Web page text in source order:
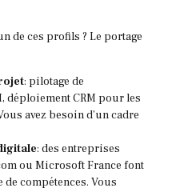
de ces profils ? Le portage
: pilotage de
déploiement CRM pour les
avez besoin d’un cadre
: des entreprises
ou Microsoft France font
compétences. Vous